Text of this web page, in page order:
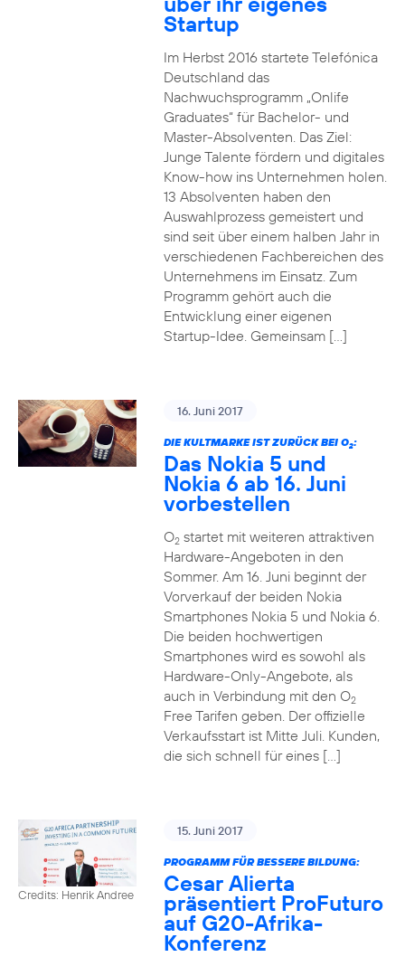
Startup
Im Herbst 2016 startete Telefónica
Deutschland das
Nachwuchsprogramm „Onlife
Graduates“ für Bachelor- und
Master-Absolventen. Das Ziel:
Junge Talente fördern und digitales
Know-how ins Unternehmen holen.
13 Absolventen haben den
Auswahlprozess gemeistert und
sind seit über einem halben Jahr in
verschiedenen Fachbereichen des
Unternehmens im Einsatz. Zum
Programm gehört auch die
Entwicklung einer eigenen
Startup-Idee. Gemeinsam […]
16. Juni 2017
DIE KULTMARKE IST ZURÜCK BEI O2:
Das Nokia 5 und
Nokia 6 ab 16. Juni
vorbestellen
O2startet mit weiteren attraktiven
Hardware-Angeboten in den
Sommer. Am 16. Juni beginnt der
Vorverkauf der beiden Nokia
Smartphones Nokia 5 und Nokia 6.
Die beiden hochwertigen
Smartphones wird es sowohl als
Hardware-Only-Angebote, als
auch in Verbindung mit den O2
Free Tarifen geben. Der offizielle
Verkaufsstart ist Mitte Juli. Kunden,
die sich schnell für eines […]
Credits: Henrik Andree
15. Juni 2017
PROGRAMM FÜR BESSERE BILDUNG:
Cesar Alierta
präsentiert ProFuturo
auf G20-Afrika-
Konferenz